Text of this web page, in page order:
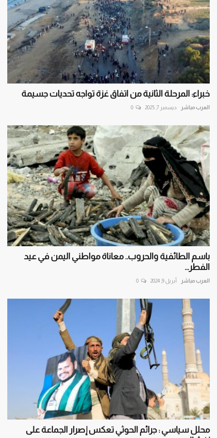
خبراء: المرحلة الثانية من اتفاق غزة تواجه تحديات جسيمة
العرب مباشر ديسمبر 7, 2025 0
باسم الطائفية والحروب.. معاناة مواطني اليمن في عيد
الفطر...
العرب مباشر أبريل 9, 2024 0
محلل سياسي : جرائم الحوثي تعكس إصرار الجماعة على